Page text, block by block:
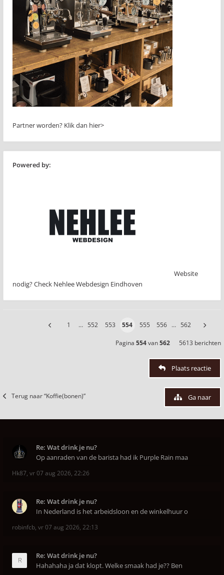
Partner worden? Klik dan hier>
Powered by:
Website
nodig? Check Nehlee Webdesign Eindhoven
1 … 552 553 554 555 556 … 562
Pagina 554van562 5613 berichten
Plaats reactie
Terug naar “Koffie(bonen)” Ga naar
Re: Wat drink je nu?
Op aanraden van de barista had ik Purple Rain maa
Hk87, vr 07 aug 2026, 22:26
Re: Wat drink je nu?
In Nederland is het arbeidsloon en de winkelhuur o
robinfcb, vr 07 aug 2026, 22:13
Re: Wat drink je nu?
Hahahaha ja dat klopt. Welke smaak had je?? Ben